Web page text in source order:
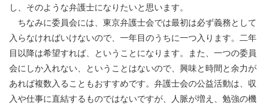
し、そのような弁護士になりたいと思います。
ちなみに委員会には、東京弁護士会では最初は必ず義務として
入らなければいけないので、一年目のうちに一つ入ります。二年
目以降は希望すれば、ということになります。また、一つの委員
会にしか入れない、ということはないので、興味と時間と余力が
あれば複数入ることもおすすめです。弁護士会の公益活動は、収
入や仕事に直結するものではないですが、人脈が増え、勉強の機